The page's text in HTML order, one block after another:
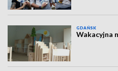
GDAŃSK
Wakacyjna